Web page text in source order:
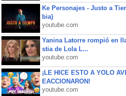
Ke Personajes - Justo a
bia)
youtube.com
Yanina Latorre rompió en
stia de Lola L...
youtube.com
¡LE HICE ESTO A YOLO
EACCIONARON!
youtube.com